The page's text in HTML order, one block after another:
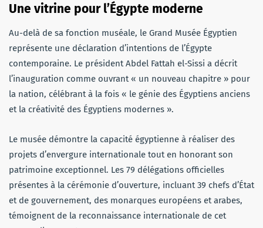
Une vitrine pour l’Égypte moderne
Au-delà de sa fonction muséale, le Grand Musée Égyptien
représente une déclaration d’intentions de l’Égypte
contemporaine. Le président Abdel Fattah el-Sissi a décrit
l’inauguration comme ouvrant « un nouveau chapitre » pour
la nation, célébrant à la fois « le génie des Égyptiens anciens
et la créativité des Égyptiens modernes ».
Le musée démontre la capacité égyptienne à réaliser des
projets d’envergure internationale tout en honorant son
patrimoine exceptionnel. Les 79 délégations officielles
présentes à la cérémonie d’ouverture, incluant 39 chefs d’État
et de gouvernement, des monarques européens et arabes,
témoignent de la reconnaissance internationale de cet